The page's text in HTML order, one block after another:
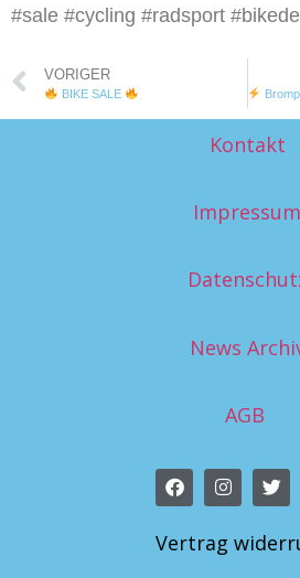
#sale #cycling #radsport
VORIGER
BIKE SALE
Kontakt
Impressum
News
AGB
Vertrag